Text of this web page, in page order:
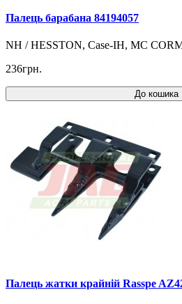
Палець барабана 84194057
NH / HESSTON, Case-IH, MC
236грн.
До кошика
Палець жатки крайній Rasspe